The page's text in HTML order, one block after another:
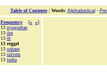
Table of Contents| Words: Alphabetical-
Frequency [« »]
13 nyugodtan
13 óra
13 õt
13 reggel
13 sohase
13 szívem
13 tudta